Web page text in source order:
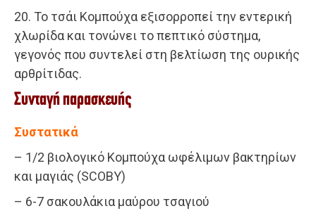
20. Το τσάι Κομπούχα εξισορροπεί την εντερική
χλωρίδα και τονώνει το πεπτικό σύστημα,
γεγονός που συντελεί στη βελτίωση της ουρικής
αρθρίτιδας.
Συνταγή παρασκευής
Συστατικά
– 1/2 βιολογικό Κομπούχα ωφέλιμων βακτηρίων
και μαγιάς (SCOBY)
– 6-7 σακουλάκια μαύρου τσαγιού